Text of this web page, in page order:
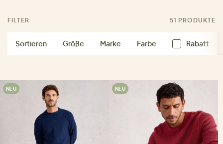
FILTER 51 PRODUKTE
Sortieren Größe Marke Farbe Rabatt
NEU NEU